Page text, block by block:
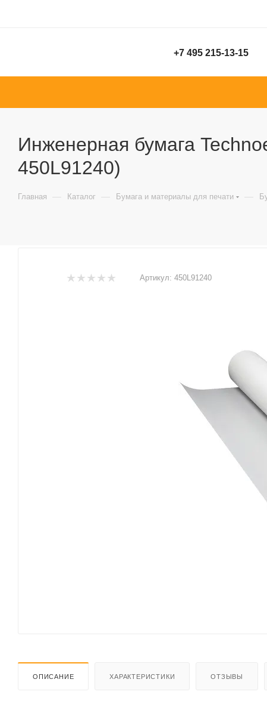
+7 495 215-13-15
Инженерная бумага
450L91240)
Главная — Каталог — Бумага и материалы для печати —
Артикул: 450L91240
ОПИСАНИЕ ХАРАКТЕРИСТИКИ ОТЗЫВЫ